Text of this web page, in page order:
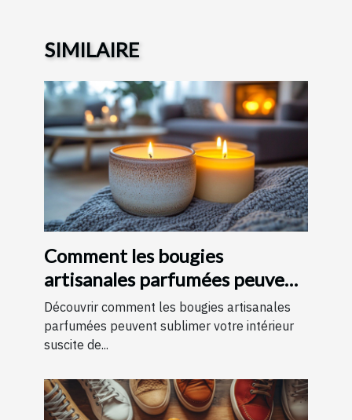
SIMILAIRE
Comment les bougies
artisanales parfumées peuvent
améliorer votre intérieur
Découvrir comment les bougies artisanales
parfumées peuvent sublimer votre intérieur
suscite de...